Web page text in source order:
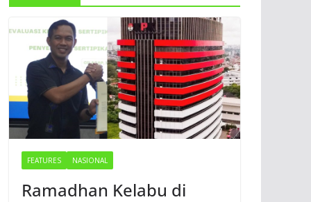
FEATURES NASIONAL
Ramadhan Kelabu di